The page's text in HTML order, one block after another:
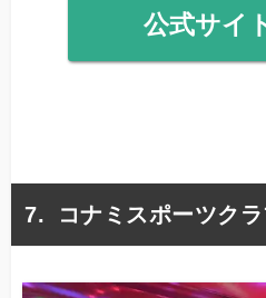
公式サイ
コナミスポーツク